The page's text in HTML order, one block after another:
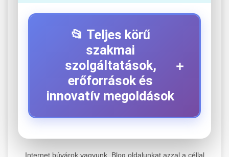
📂 Teljes körű
szakmai
szolgáltatások,
erőforrások és
innovatív megoldások
+
+
Internet búvárok vagyunk. Blog oldalunkat azzal a céllal